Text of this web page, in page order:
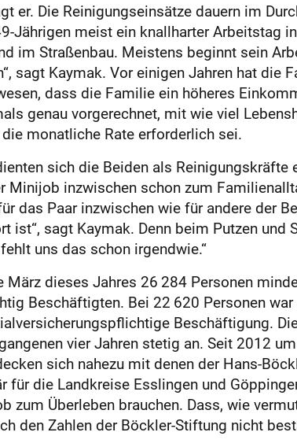
er. Die Reinigungseinsätze dauern im
Jährigen meist ein knallharter Arbeitstag
im Straßenbau. Meistens beginnt sein
sagt Kaymak. Vor einigen Jahren hat die
dass die Familie ein höheres
genau vorgerechnet, mit wie viel
monatliche Rate erforderlich sei.
sich die Beiden als Reinigungskräfte
Minijob inzwischen schon zum
das Paar inzwischen wie für andere der
ist“, sagt Kaymak. Denn beim Putzen und
uns das schon irgendwie.“
März dieses Jahres 26 284 Personen
Beschäftigten. Bei 22 620 Personen
Beschäftigung.
vier Jahren stetig an. Seit 2012
sich nahezu mit denen der Hans-
für die Landkreise Esslingen und
Überleben brauchen. Dass, wie
den Zahlen der Böckler-Stiftung nicht